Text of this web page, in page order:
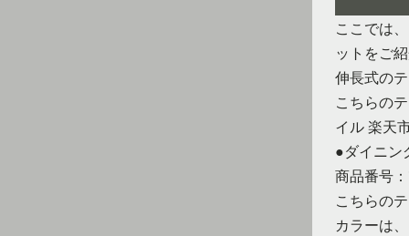
ここでは
ットをご
伸長式の
こちらの
イル 楽天
●ダイニン
商品番号
こちらの
カラーは